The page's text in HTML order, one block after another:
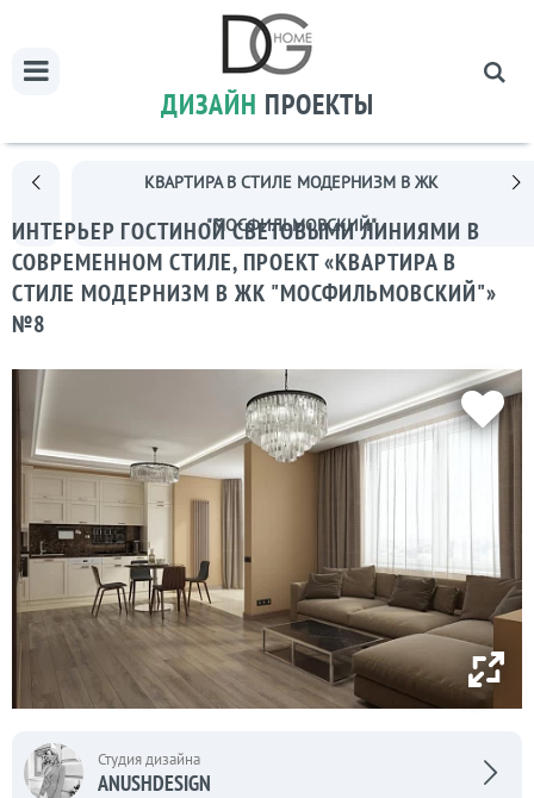
ДИЗАЙН ПРОЕКТЫ
КВАРТИРА В СТИЛЕ МОДЕРНИЗМ В ЖК
"МОСФИЛЬМОВСКИЙ"
ИНТЕРЬЕР ГОСТИНОЙ CВЕТОВЫМИ ЛИНИЯМИ В
СОВРЕМЕННОМ СТИЛЕ, ПРОЕКТ «КВАРТИРА В
СТИЛЕ МОДЕРНИЗМ В ЖК "МОСФИЛЬМОВСКИЙ"»
№8
Студия дизайна
ANUSHDESIGN